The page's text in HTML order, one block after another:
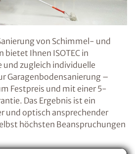
von Schimmel- und
bietet Ihnen ISOTEC in
zugleich individuelle
Garagenbodensanierung –
Festpreis und mit einer 5-
Das Ergebnis ist ein
und optisch ansprechender
höchsten Beanspruchungen